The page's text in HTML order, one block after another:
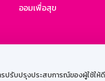
ปรับปรุงประสบการณ์ของผู้ใช้ใ
ออมเพื่อสุข